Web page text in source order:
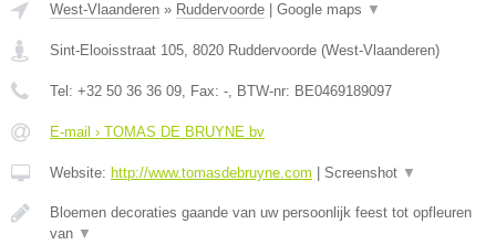
West-Vlaanderen » Ruddervoorde Google maps ▼
Sint-Elooisstraat 105, 8020 Ruddervoorde (West-Vlaanderen)
Tel: +32 50 36 36 09, Fax: -, BTW-nr: BE0469189097
E-mail › TOMAS DE BRUYNE bv
Website: http://www.tomasdebruyne.com Screenshot ▼
Bloemen decoraties gaande van uw persoonlijk feest tot opfleuren
van ▼